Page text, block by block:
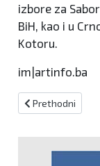
izbore za
BiH, kao i u
Kotoru.
im|artinfo.ba
Prethodni
Prethodni